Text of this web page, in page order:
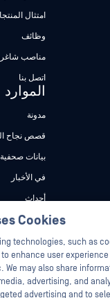
امتثال
وظائف
مناصب
اتصل بنا
الموارد
مدونة
قصص نجاح
بيانات صحفية
في الأخبار
أحداث
ندوات عبر
أوراق البيانات
مستندات
أدوات مجانية
Cookies
technologies, such as
enhance user experience
We may also share
advertising, and
advertising and to